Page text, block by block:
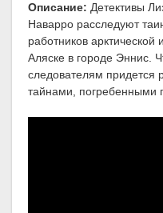
Описание: Детективы
Наварро расследуют
работников арктической
Аляске в городе Эннис.
следователям придется
тайнами, погребенными